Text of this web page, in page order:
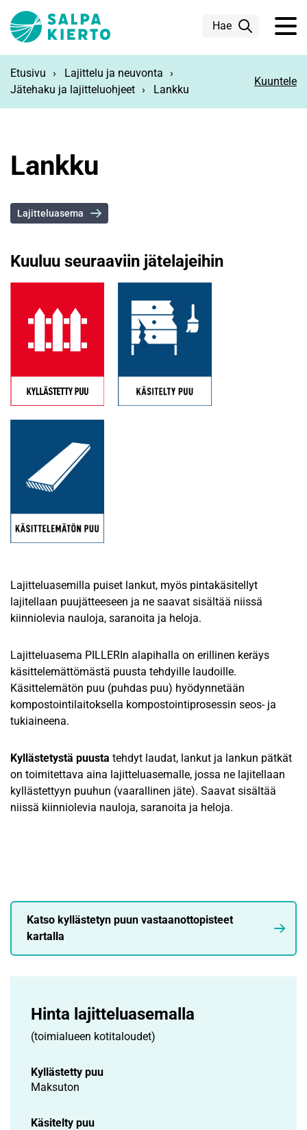
Hae
Etusivu
Lajittelu ja neuvonta
Jätehaku ja lajitteluohjeet
Lankku
Kuuntele
Lankku
Lajitteluasema
Kuuluu seuraaviin jätelajeihin
Lajitteluasemilla puiset lankut, myös pintakäsitellyt
lajitellaan puujätteeseen ja ne saavat sisältää niissä
kiinniolevia nauloja, saranoita ja heloja.
Lajitteluasema PILLERIn alapihalla on erillinen keräys
käsittelemättömästä puusta tehdyille laudoille.
Käsittelemätön puu (puhdas puu) hyödynnetään
kompostointilaitoksella kompostointiprosessin seos- ja
tukiaineena.
Kyllästetystä puusta tehdyt laudat, lankut ja lankun pätkät
on toimitettava aina lajitteluasemalle, jossa ne lajitellaan
kyllästettyyn puuhun (vaarallinen jäte). Saavat sisältää
niissä kiinniolevia nauloja, saranoita ja heloja.
Katso kyllästetyn puun vastaanottopisteet
kartalla
Hinta lajittelu­asemalla
(toimialueen kotitaloudet)
Kyllästetty puu
Maksuton
Käsitelty puu